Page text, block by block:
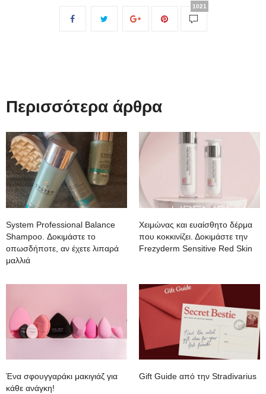
1021
Περισσότερα άρθρα
System Professional Balance
Shampoo. Δοκιμάστε το
οπωσδήποτε, αν έχετε λιπαρά
μαλλιά
Χειμώνας και ευαίσθητο δέρμα
που κοκκινίζει. Δοκιμάστε την
Frezyderm Sensitive Red Skin
Ένα σφουγγαράκι μακιγιάζ για
κάθε ανάγκη!
Gift Guide από την Stradivarius